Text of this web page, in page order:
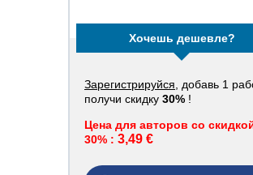
Хочешь дешевле?
Зарегистрируйся , добавь 1
получи скидку 30% !
Цена для авторов со
30% : 3,49 €